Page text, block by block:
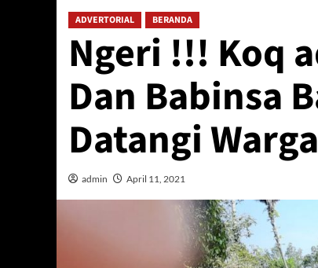
ADVERTORIAL BERANDA
Ngeri !!! Koq
Dan Babinsa
Datangi
admin April 11, 2021